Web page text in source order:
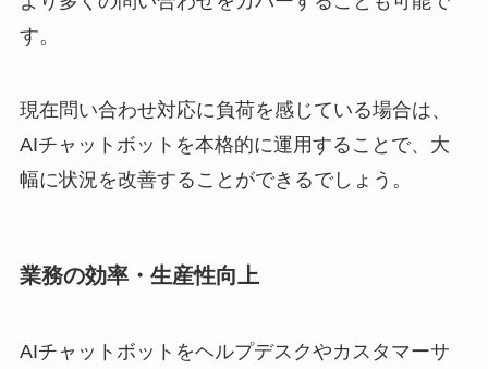
す。
現在問い合わせ対応に負荷を感じている場合は、
AIチャットボットを本格的に運用することで、大
幅に状況を改善することができるでしょう。
業務の効率・生産性向上
AIチャットボットをヘルプデスクやカスタマーサ